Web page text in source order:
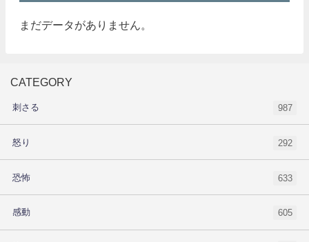
まだデータがありません。
CATEGORY
刺さる 987
怒り 292
恐怖 633
感動 605